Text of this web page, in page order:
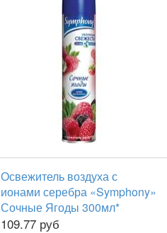
Освежитель воздуха с
ионами серебра «Symphony»
Сочные Ягоды 300мл*
109.77 руб